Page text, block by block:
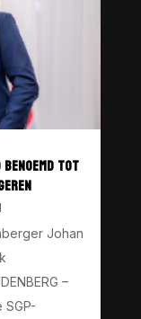
TOT
Johan
–